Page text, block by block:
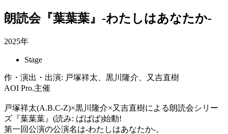
朗読会『葉葉葉』-わたしはあなたか-
2025年
Stage
作・演出・出演: 戸塚祥太、黒川隆介、又吉直樹
AOI Pro.主催
戸塚祥太(A.B.C-Z)×黒川隆介×又吉直樹による朗読会シリー
ズ『葉葉葉』(読み: ばばば)始動!
第一回公演の公演名は-わたしはあなたか-。